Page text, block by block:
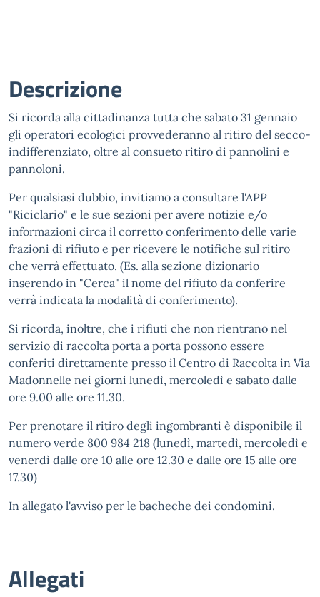
Descrizione
Si ricorda alla cittadinanza tutta che sabato 31 gennaio
gli operatori ecologici provvederanno al ritiro del secco-
indifferenziato, oltre al consueto ritiro di pannolini e
pannoloni.
Per qualsiasi dubbio, invitiamo a consultare l'APP
"Riciclario" e le sue sezioni per avere notizie e/o
informazioni circa il corretto conferimento delle varie
frazioni di rifiuto e per ricevere le notifiche sul ritiro
che verrà effettuato. (Es. alla sezione dizionario
inserendo in "Cerca" il nome del rifiuto da conferire
verrà indicata la modalità di conferimento).
Si ricorda, inoltre, che i rifiuti che non rientrano nel
servizio di raccolta porta a porta possono essere
conferiti direttamente presso il Centro di Raccolta in Via
Madonnelle nei giorni lunedì, mercoledì e sabato dalle
ore 9.00 alle ore 11.30.
Per prenotare il ritiro degli ingombranti è disponibile il
numero verde 800 984 218 (lunedì, martedì, mercoledì e
venerdì dalle ore 10 alle ore 12.30 e dalle ore 15 alle ore
17.30)
In allegato l'avviso per le bacheche dei condomini.
Allegati